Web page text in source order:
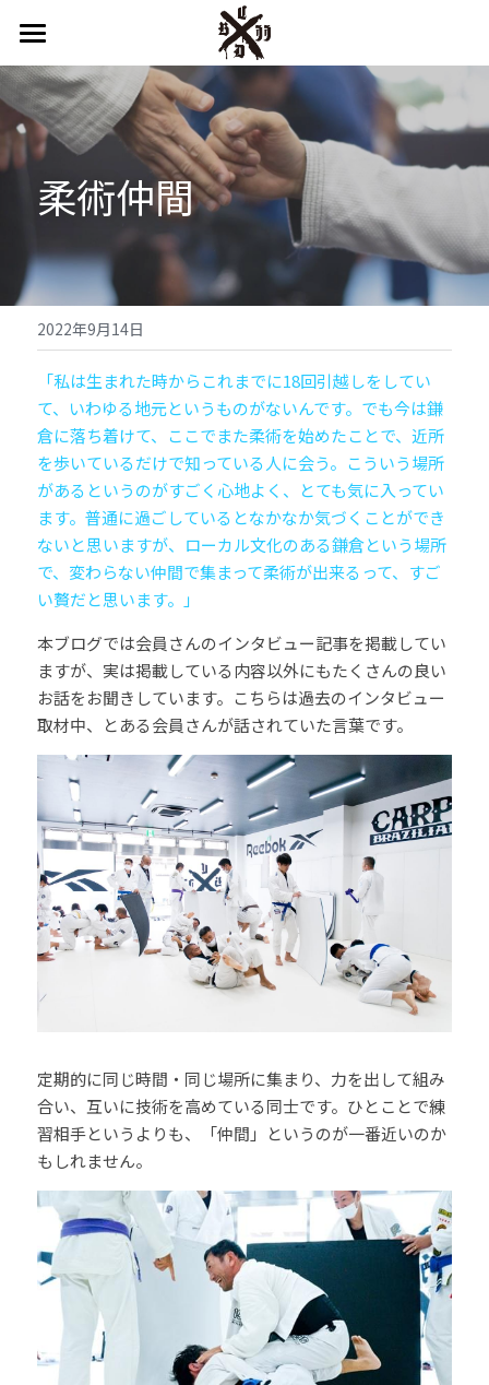
はじめての方へ
鎌倉スタジオ
湘南スタジオ
インストラクター
キッズプログラム
システム＆プライス
スケジュール
アクセス
English
キッズプログラム
柔術仲間
2022年9月14日
「私は生まれた時からこれまでに18回引越しをしてい
て、いわゆる地元というものがないんです。でも今は鎌
倉に落ち着けて、ここでまた柔術を始めたことで、近所
を歩いているだけで知っている人に会う。こういう場所
があるというのがすごく心地よく、とても気に入ってい
ます。普通に過ごしているとなかなか気づくことができ
ないと思いますが、ローカル文化のある鎌倉という場所
で、変わらない仲間で集まって柔術が出来るって、すご
い贅だと思います。」
本ブログでは会員さんのインタビュー記事を掲載してい
ますが、実は掲載している内容以外にもたくさんの良い
お話をお聞きしています。こちらは過去のインタビュー
取材中、とある会員さんが話されていた言葉です。
定期的に同じ時間・同じ場所に集まり、力を出して組み
合い、互いに技術を高めている同士です。ひとことで練
習相手というよりも、「仲間」というのが一番近いのか
もしれません。